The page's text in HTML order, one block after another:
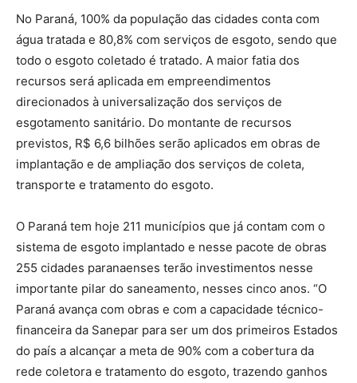
No Paraná, 100% da população das cidades conta com
água tratada e 80,8% com serviços de esgoto, sendo que
todo o esgoto coletado é tratado. A maior fatia dos
recursos será aplicada em empreendimentos
direcionados à universalização dos serviços de
esgotamento sanitário. Do montante de recursos
previstos, R$ 6,6 bilhões serão aplicados em obras de
implantação e de ampliação dos serviços de coleta,
transporte e tratamento do esgoto.
O Paraná tem hoje 211 municípios que já contam com o
sistema de esgoto implantado e nesse pacote de obras
255 cidades paranaenses terão investimentos nesse
importante pilar do saneamento, nesses cinco anos. “O
Paraná avança com obras e com a capacidade técnico-
financeira da Sanepar para ser um dos primeiros Estados
do país a alcançar a meta de 90% com a cobertura da
rede coletora e tratamento do esgoto, trazendo ganhos